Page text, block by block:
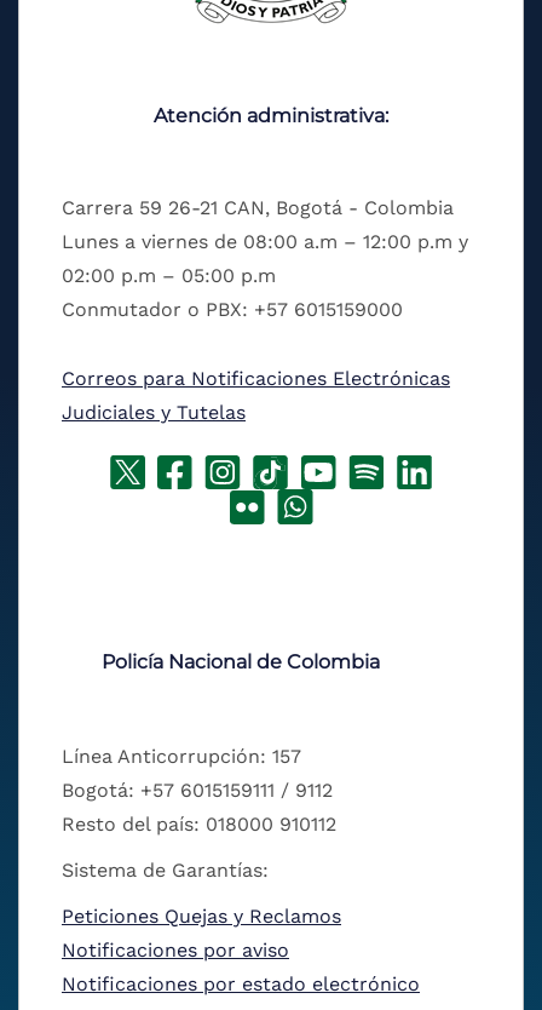
Atención administrativa:
Carrera 59 26-21 CAN, Bogotá - Colombia
Lunes a viernes de 08:00 a.m – 12:00 p.m y
02:00 p.m – 05:00 p.m
Conmutador o PBX: +57 6015159000
Correos para Notificaciones Electrónicas
Judiciales y Tutelas
Policía Nacional de Colombia
Línea Anticorrupción: 157
Bogotá: +57 6015159111 / 9112
Resto del país: 018000 910112
Sistema de Garantías:
Peticiones Quejas y Reclamos
Notificaciones por aviso
Notificaciones por estado electrónico